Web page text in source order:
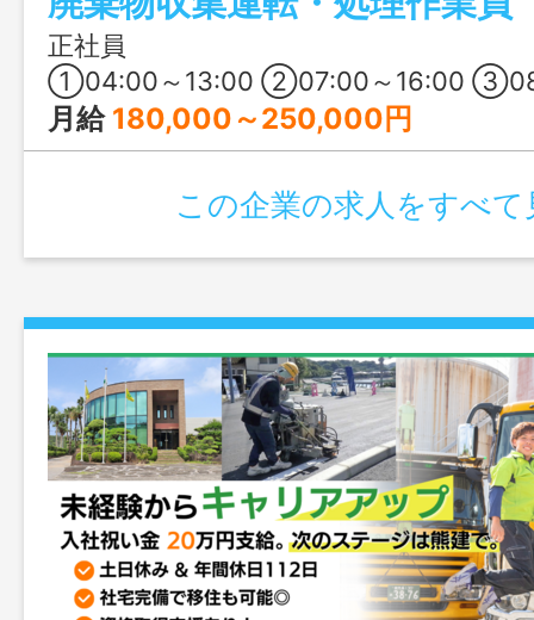
正社員
①04:00～13:00 ②07:00～16:00 ③08:00～17:00 ※勤務時間は担
月給 180,000～250,000円
この企業の求人をすべて